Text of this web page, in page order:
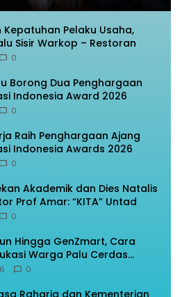
Pelaku Usaha,
Sisir Warkop – Restoran
0
Borong Dua Penghargaan
Indonesia Award 2026
0
Raih Penghargaan Ajang
Indonesia Awards 2026
0
Akademik dan Dies Natalis
Prof Amar: “KITA” Untad
0
Hingga GenZmart, Cara
Warga Palu Cerdas
0
Raharja dan Kementerian